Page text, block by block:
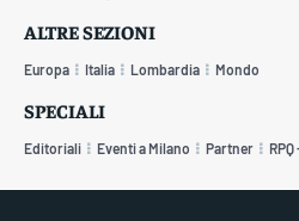
ALTRE SEZIONI
Europa Italia Lombardia Mondo
SPECIALI
Editoriali Eventi a Milano Partner